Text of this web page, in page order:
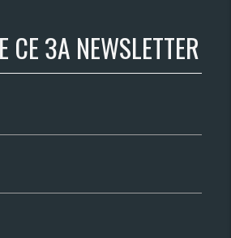
ЗА NEWSLETTER